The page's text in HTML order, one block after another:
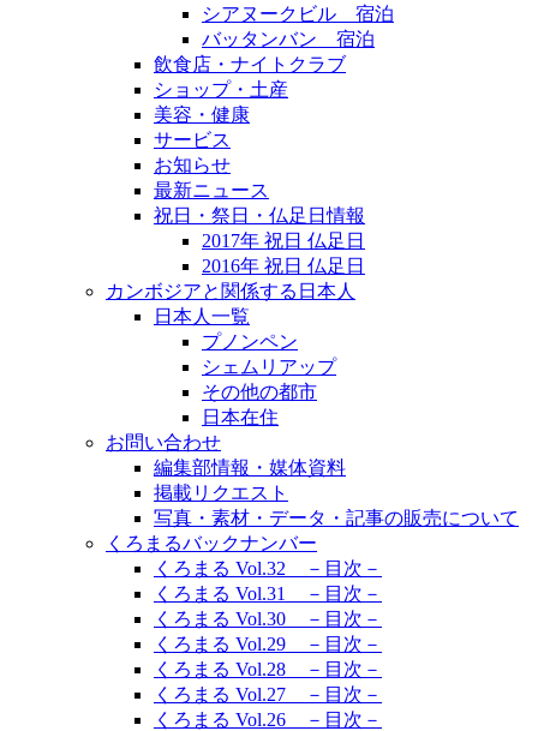
シアヌークビル 宿泊
バッタンバン 宿泊
飲食店・ナイトクラブ
ショップ・土産
美容・健康
サービス
お知らせ
最新ニュース
祝日・祭日・仏足日情報
2017年 祝日 仏足日
2016年 祝日 仏足日
カンボジアと関係する日本人
日本人一覧
プノンペン
シェムリアップ
その他の都市
日本在住
お問い合わせ
編集部情報・媒体資料
掲載リクエスト
写真・素材・データ・記事の販売について
くろまるバックナンバー
くろまる Vol.32 －目次－
くろまる Vol.31 －目次－
くろまる Vol.30 －目次－
くろまる Vol.29 －目次－
くろまる Vol.28 －目次－
くろまる Vol.27 －目次－
くろまる Vol.26 －目次－